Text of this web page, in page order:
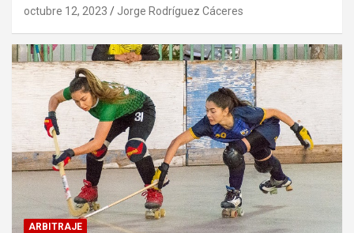
octubre 12, 2023 Jorge Rodríguez Cáceres
ARBITRAJE